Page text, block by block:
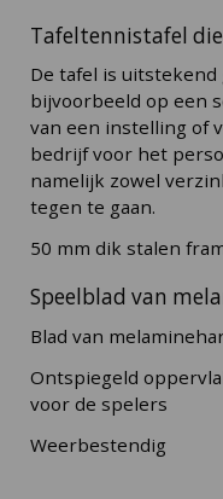
Tafeltennistafel
De tafel is
bijvoorbeeld op een
van een instelling of
bedrijf voor het
namelijk zowel
tegen te gaan.
50 mm dik stalen
Speelblad van
Blad van
Ontspiegeld
voor de spelers
Weerbestendig